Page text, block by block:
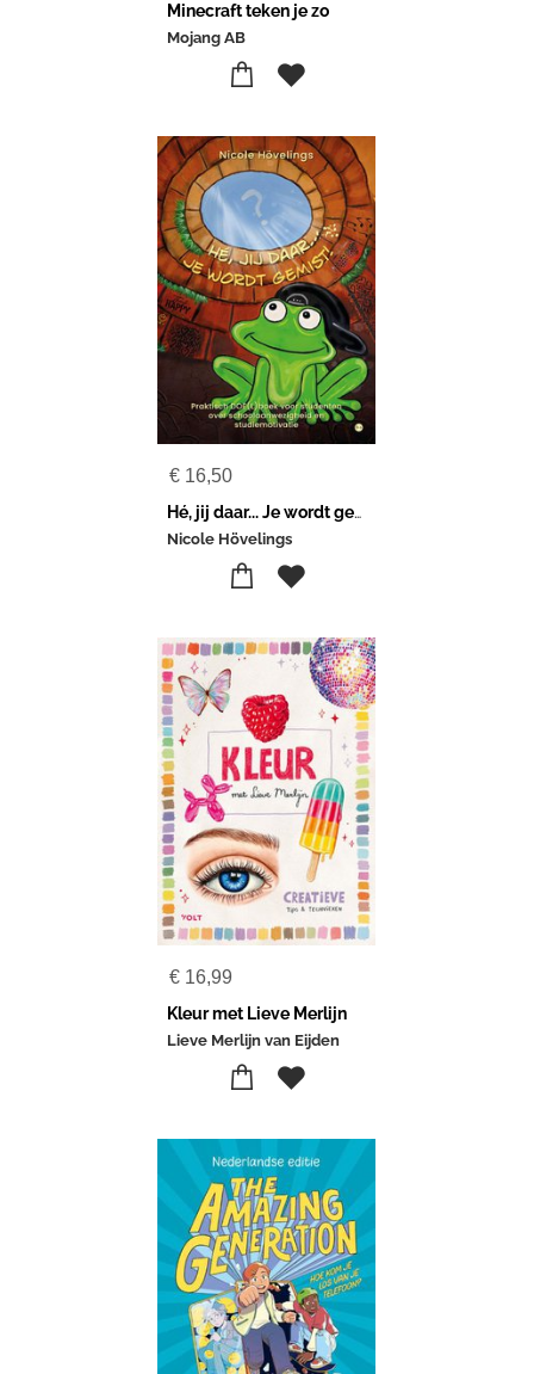
Minecraft teken je zo
Mojang AB
€ 16,50
Hé, jij daar... Je wordt gemist!
Nicole Hövelings
€ 16,99
Kleur met Lieve Merlijn
Lieve Merlijn van Eijden